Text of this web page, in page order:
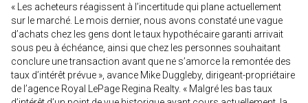
« Les acheteurs réagissent à l’incertitude qui plane actuellement
sur le marché. Le mois dernier, nous avons constaté une vague
d’achats chez les gens dont le taux hypothécaire garanti arrivait
sous peu à échéance, ainsi que chez les personnes souhaitant
conclure une transaction avant que ne s’amorce la remontée des
taux d’intérêt prévue », avance Mike Duggleby, dirigeant-propriétaire
de l’agence Royal LePage Regina Realty. « Malgré les bas taux